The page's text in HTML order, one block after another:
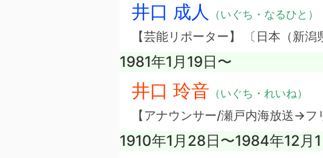
井口 成人 （いぐち・なるひと）
【芸能リポーター】 〔日本（新潟
1981年1月19日〜
井口 玲音 （いぐち・れいね）
【アナウンサー/瀬戸内海放送→フ
1910年1月28日〜1984年12月1